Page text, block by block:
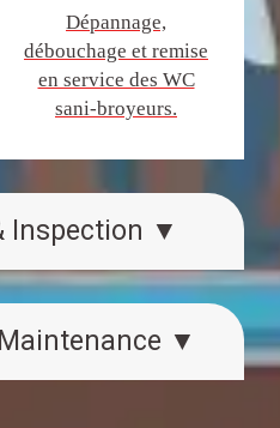
Diagnostic & Inspection ▼
Réparation & Maintenance ▼
Dépannage,
débouchage et remise
en service des WC
sani-broyeurs.